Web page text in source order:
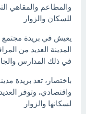
والمطاعم والمقاهي
للسكان والزوار.
يعيش في بريدة مجتمع
المدينة العديد من
في ذلك المدارس
باختصار، تعد بريدة
واقتصادي، وتوفر
لسكانها والزوار.